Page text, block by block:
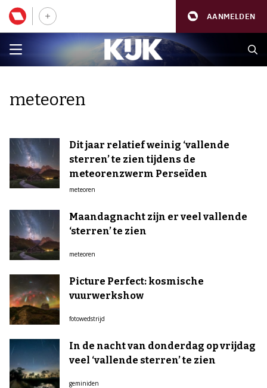
AANMELDEN
meteoren
Dit jaar relatief weinig ‘vallende
sterren’ te zien tijdens de
meteorenzwerm Perseïden
meteoren
Maandagnacht zijn er veel vallende
‘sterren’ te zien
meteoren
Picture Perfect: kosmische
vuurwerkshow
fotowedstrijd
In de nacht van donderdag op vrijdag
veel ‘vallende sterren’ te zien
geminiden